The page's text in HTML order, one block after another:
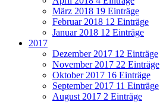
März 2018 19 Einträge
Februar 2018 12 Einträge
Januar 2018 12 Einträge
2017
Dezember 2017 12 Einträge
November 2017 22 Einträge
Oktober 2017 16 Einträge
September 2017 11 Einträge
August 2017 2 Einträge